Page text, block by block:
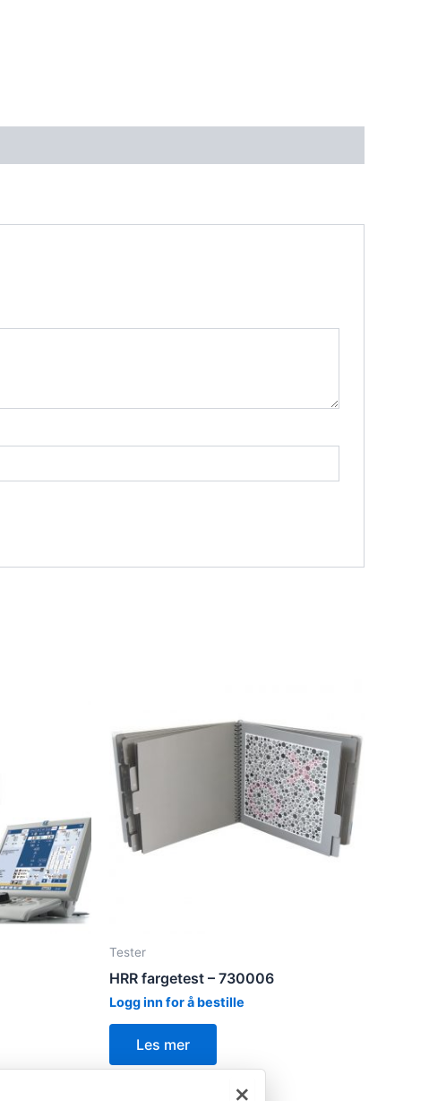
Tester
HRR fargetest – 730006
Logg inn for å bestille
Les mer
×